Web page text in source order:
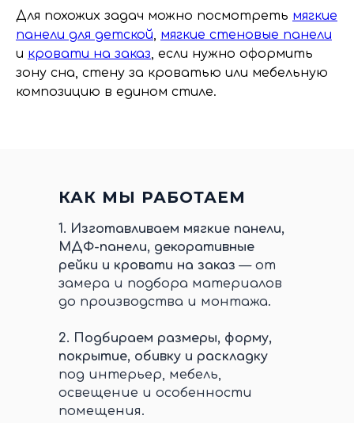
Для похожих задач можно посмотреть мягкие
панели для детской, мягкие стеновые панели
и кровати на заказ, если нужно оформить
зону сна, стену за кроватью или мебельную
композицию в едином стиле.
КАК МЫ РАБОТАЕМ
1. Изготавливаем мягкие панели,
МДФ-панели, декоративные
рейки и кровати на заказ — от
замера и подбора материалов
до производства и монтажа.
2. Подбираем размеры, форму,
покрытие, обивку и раскладку
под интерьер, мебель,
освещение и особенности
помещения.